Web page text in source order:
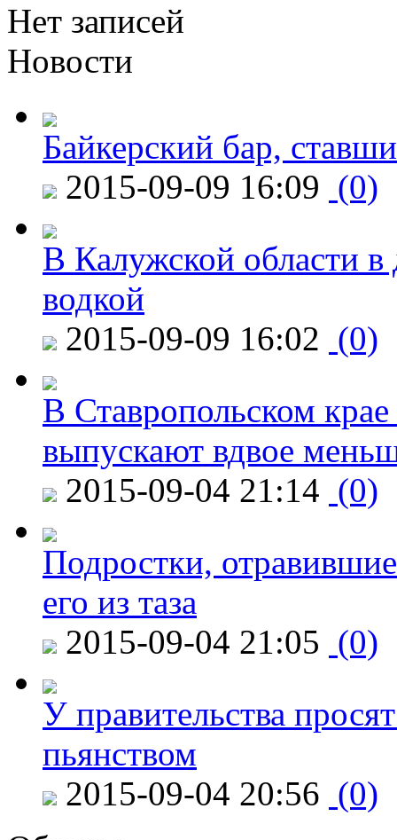
Нет записей
Новости
Байкерский бар,
2015-09-09 16:09 (0)
В Калужской области в
водкой
2015-09-09 16:02 (0)
В Ставропольском
выпускают вдвое
2015-09-04 21:14 (0)
Подростки,
его из таза
2015-09-04 21:05 (0)
У правительства
пьянством
2015-09-04 20:56 (0)